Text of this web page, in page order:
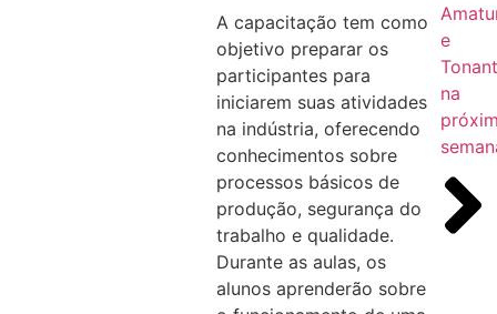
A capacitação tem como
objetivo preparar os
participantes para
iniciarem suas atividades
na indústria, oferecendo
conhecimentos sobre
processos básicos de
produção, segurança do
trabalho e qualidade.
Durante as aulas, os
alunos aprenderão sobre
e
na